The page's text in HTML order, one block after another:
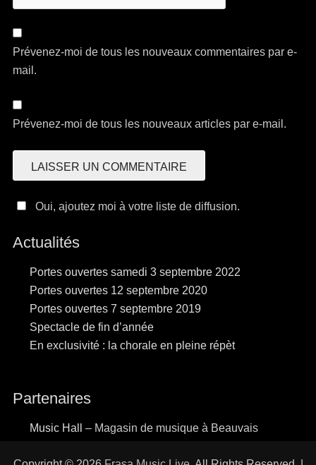
Prévenez-moi de tous les nouveaux commentaires par e-
mail.
Prévenez-moi de tous les nouveaux articles par e-mail.
Oui, ajoutez moi à votre liste de diffusion.
Actualités
Portes ouvertes samedi 3 septembre 2022
Portes ouvertes 12 septembre 2020
Portes ouvertes 7 septembre 2019
Spectacle de fin d’année
En exclusivité : la chorale en pleine répèt
Partenaires
Music Hall – Magasin de musique à Beauvais